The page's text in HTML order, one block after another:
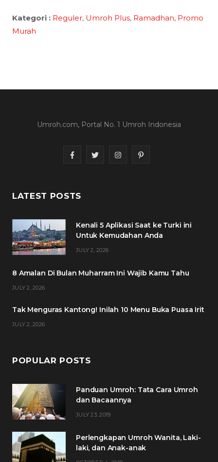
Kategori : Reguler, Umroh Plus, Ramadhan, Promo
Murah
Umroh.com, Portal No. 1 Umroh Indonesia
F
c
b
T
t
I
a
P
e
LATEST POSTS
Kenali 5 Aplikasi Saat ke Turki ini
Untuk Kemudahan Anda
JULY 2, 2026
8 Amalan Di Bulan Muharram Ini Wajib Kamu Tahu
JULY 2, 2026
Tak Menguras Kantong! Inilah 10 Menu Buka Puasa Irit
JULY 2, 2026
POPULAR POSTS
Panduan Umroh: Tata Cara Umroh
dan Bacaannya
JULY 23, 2019
Perlengkapan Umroh Wanita, Laki-
laki, dan Anak-anak